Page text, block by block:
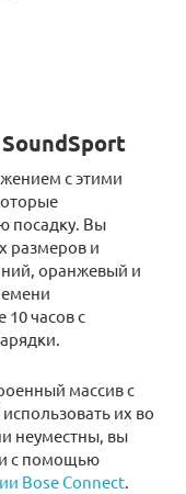
с этими
посадку. Вы
размеров и
оранжевый и
часов с
массив с
их во
неуместны, вы
с помощью
Bose Connect.